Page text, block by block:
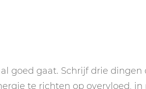
goed gaat. Schrijf drie dingen
te richten op overvloed, in